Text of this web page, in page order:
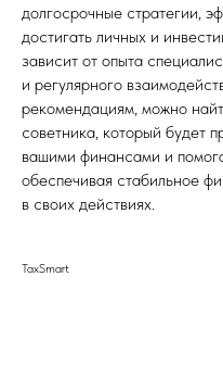
долгосрочные стратегии,
достигать личных и
зависит от опыта
и регулярного
рекомендациям, можно
советника, который будет
вашими финансами и
обеспечивая стабильное
в своих действиях.
TaxSmart